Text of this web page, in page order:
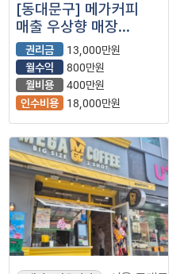
[동대문구] 메가커피
매출 우상향 매장
(프랜차이즈/카페/
저가커피)
권리금
13,000만원
월수익
800만원
월비용
400만원
인수비용
18,000만원